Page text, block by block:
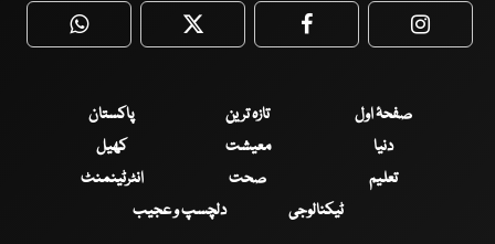
WhatsApp Twitter Facebook
صفحۂ اول تازہ ترین
پاکستان
دنیا
معیشت
کھیل
تعلیم
صحت
انٹرٹینمنٹ
ٹیکنالوجی
دلچسپ و عجیب